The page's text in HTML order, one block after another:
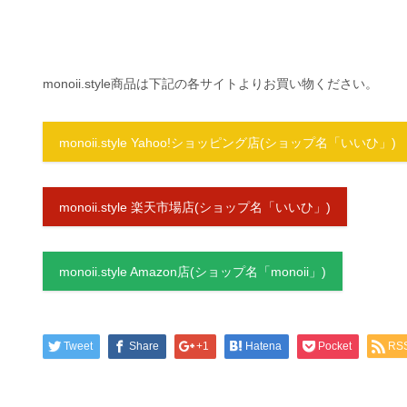
monoii.style商品は下記の各サイトよりお買い物ください。
monoii.style Yahoo!ショッピング店(ショップ名「いいひ」)
monoii.style 楽天市場店(ショップ名「いいひ」)
monoii.style Amazon店(ショップ名「monoii」)
Tweet Share +1 Hatena Pocket